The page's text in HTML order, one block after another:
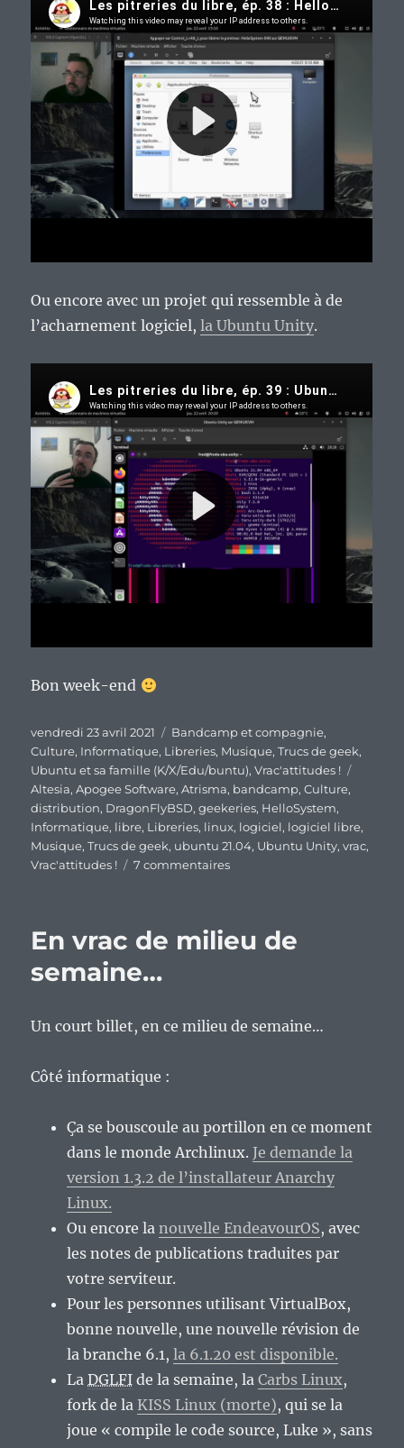
Ou encore avec un projet qui ressemble à de
l’acharnement logiciel,la Ubuntu Unity.
Bon week-end
Publié
le
vendredi 23 avril 2021 Catégories
Bandcamp et compagnie,
Culture, Informatique, Libreries, Musique,Trucs de geek,
Ubuntu et sa famille (K/X/Edu/buntu),Vrac'attitudes !
Altesia,Apogee Software,Atrisma, bandcamp,Culture,
distribution, DragonFlyBSD,geekeries, HelloSystem,
Informatique, libre, Libreries, linux, logiciel, logiciel libre,
Musique,Trucs de geek, ubuntu 21.04, Ubuntu Unity,vrac,
Vrac'attitudes !
7 commentairessur
fin
En vrac de milieu de
semaine…
Un court billet, en ce milieu de semaine…
Côté informatique :
Ça se bouscoule au portillon en ce moment
dans le monde Archlinux. Je demande la
version 1.3.2 de l’installateur Anarchy
Linux.
Ou encore lanouvelle EndeavourOS, avec
les notes de publications traduites par
votre serviteur.
Pour les personnes utilisant VirtualBox,
bonne nouvelle, une nouvelle révision de
la branche 6.1,la 6.1.20 est disponible.
LaDGLFI de la semaine, laCarbs Linux,
fork de la KISS Linux (morte), qui se la
joue « compile le code source, Luke », sans